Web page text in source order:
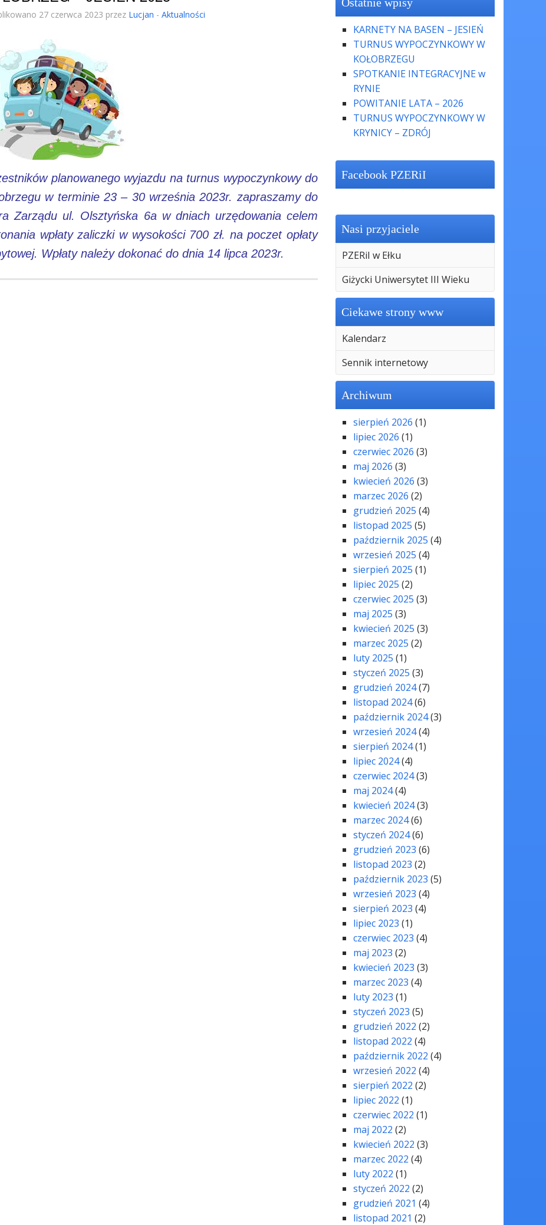
27 czerwca 2023 przez Lucjan - Aktualności
planowanego wyjazdu na turnus wypoczynkowy do
w terminie 23 – 30 września 2023r. zapraszamy do
Zarządu ul. Olsztyńska 6a w dniach urzędowania celem
wpłaty zaliczki w wysokości 700 zł. na poczet opłaty
Wpłaty należy dokonać do dnia 14 lipca 2023r.
KARNETY NA BASEN – JESIEŃ
TURNUS WYPOCZYNKOWY W
KOŁOBRZEGU
SPOTKANIE INTEGRACYJNE w
RYNIE
POWITANIE LATA – 2026
TURNUS WYPOCZYNKOWY W
KRYNICY – ZDRÓJ
Facebook PZERiI
Nasi przyjaciele
PZERiI w Ełku
Giżycki Uniwersytet III Wieku
Ciekawe strony www
Kalendarz
Sennik internetowy
Archiwum
sierpień 2026 (1)
lipiec 2026 (1)
czerwiec 2026 (3)
maj 2026 (3)
kwiecień 2026 (3)
marzec 2026 (2)
grudzień 2025 (4)
listopad 2025 (5)
październik 2025 (4)
wrzesień 2025 (4)
sierpień 2025 (1)
lipiec 2025 (2)
czerwiec 2025 (3)
maj 2025 (3)
kwiecień 2025 (3)
marzec 2025 (2)
luty 2025 (1)
styczeń 2025 (3)
grudzień 2024(7)
listopad 2024(6)
październik 2024(3)
wrzesień 2024(4)
sierpień 2024(1)
lipiec 2024(4)
czerwiec 2024(3)
maj 2024(4)
kwiecień 2024(3)
marzec 2024(6)
styczeń 2024(6)
grudzień 2023 (6)
listopad 2023 (2)
październik 2023 (5)
wrzesień 2023 (4)
sierpień 2023 (4)
lipiec 2023 (1)
czerwiec 2023 (4)
maj 2023 (2)
kwiecień 2023 (3)
marzec 2023 (4)
luty 2023 (1)
styczeń 2023 (5)
grudzień 2022 (2)
listopad 2022 (4)
październik 2022 (4)
wrzesień 2022 (4)
sierpień 2022 (2)
lipiec 2022 (1)
czerwiec 2022 (1)
maj 2022 (2)
kwiecień 2022 (3)
marzec 2022 (4)
luty 2022 (1)
styczeń 2022 (2)
grudzień 2021 (4)
listopad 2021 (2)